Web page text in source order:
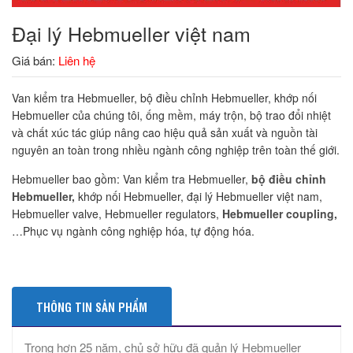
Đại lý Hebmueller việt nam
Giá bán: Liên hệ
Van kiểm tra Hebmueller, bộ điều chỉnh Hebmueller, khớp nối
Hebmueller của chúng tôi, ống mềm, máy trộn, bộ trao đổi nhiệt
và chất xúc tác giúp nâng cao hiệu quả sản xuất và nguồn tài
nguyên an toàn trong nhiều ngành công nghiệp trên toàn thế giới.
Hebmueller bao gồm: Van kiểm tra Hebmueller, bộ điều chỉnh
Hebmueller, khớp nối Hebmueller, đại lý Hebmueller việt nam,
Hebmueller valve, Hebmueller regulators, Hebmueller coupling,
…Phục vụ ngành công nghiệp hóa, tự động hóa.
THÔNG TIN SẢN PHẨM
Trong hơn 25 năm, chủ sở hữu đã quản lý Hebmueller